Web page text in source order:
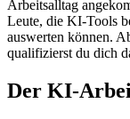
Arbeitsalltag
Leute, die KI-Tools
auswerten können.
qualifizierst du dich
Der KI-